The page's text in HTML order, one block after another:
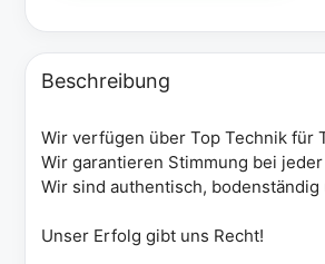
Beschreibung
Wir verfügen über Top Technik für
Wir garantieren Stimmung bei
Wir sind authentisch,
Unser Erfolg gibt uns Recht!